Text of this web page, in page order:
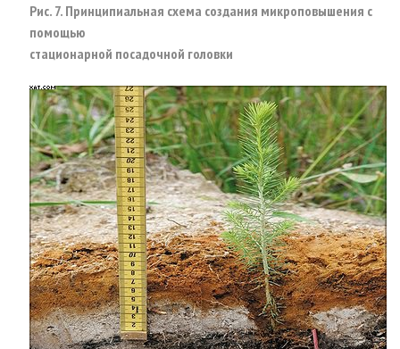
Рис. 7. Принципиальная схема создания микроповышения с
помощью
стационарной посадочной головки